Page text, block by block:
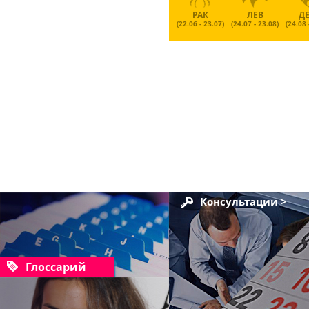
РАК
(22.06 - 23.07)
ЛЕВ
(24.07 - 23.08) (24.08
Глоссарий
Консультации >